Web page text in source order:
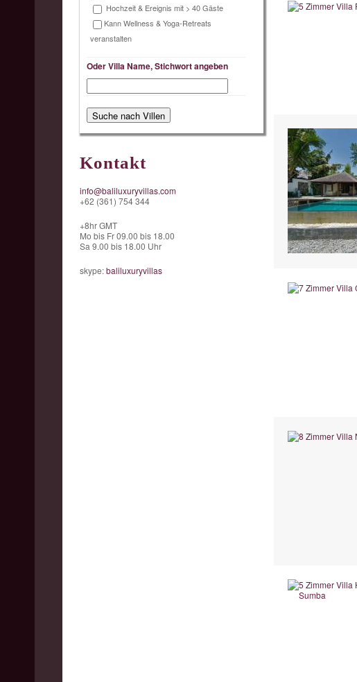
Hochzeit & Ereignis mit > 40 Gäste
Kann Wellness & Yoga-Retreats
veranstalten
Oder Villa Name, Stichwort angeben
Kontakt
info@baliluxuryvillas.com
+62 (361) 754 344
+8hr GMT
Mo bis Fr 09.00 bis 18.00
Sa 9.00 bis 18.00 Uhr
skype: baliluxuryvillas